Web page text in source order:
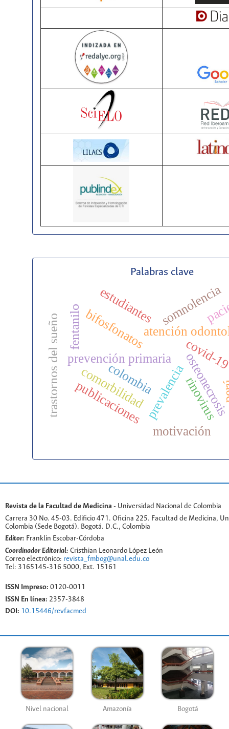
Palabras clave
bifosfonatosatención
prevención primaria
somnolencia
estudiantes
trastornos del sueño prevalencia
covid-
rinovirus
comorbilidad
publicaciones
colombia
motivación
fentanilo
Revista de la Facultad de Medicina - Universidad Nacional de Colombia
Carrera 30 No. 45-03. Edificio 471. Oficina 225. Facultad de Medicina,
Colombia (Sede Bogotá). Bogotá. D.C., Colombia
Editor: Franklin Escobar-Córdoba
Coordinador Editorial: Cristhian Leonardo López León
Correo electrónico: revista_fmbog@unal.edu.co
Tel: 3165145-316 5000, Ext. 15161
ISSN Impreso: 0120-0011
ISSN En línea: 2357-3848
DOI: 10.15446/revfacmed
Nivel nacional Amazonía Bogotá